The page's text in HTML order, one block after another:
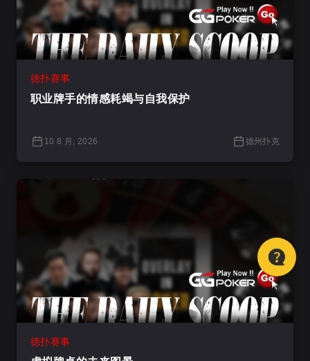
德扑赛事
职业牌手的情感耗竭与自我保护
10 8 月, 2026 德州扑克
德扑赛事